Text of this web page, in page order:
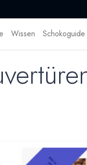
Wissen Schokoguide